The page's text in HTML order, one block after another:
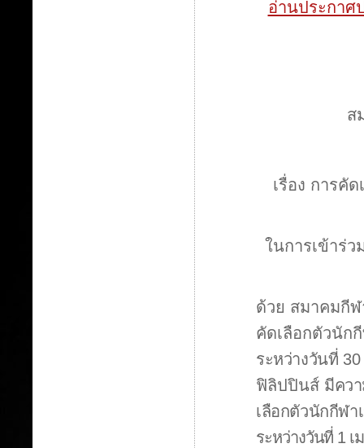
อ่านประกาศ
ส
เรื่อง การคัด
ในการเข้าร่
ด้วย สมาคมกี
คัดเลือกตัวนัก
ระหว่างวันที่ 30
ฟิลิปปินส์ มีคว
เลือกตัวนักกีฬ
ระหว่างวันที่ 1 เ